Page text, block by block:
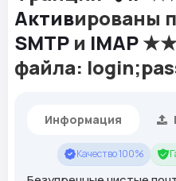
Активированы
SMTP и IMAP
файла:
Информация
Качество 100%